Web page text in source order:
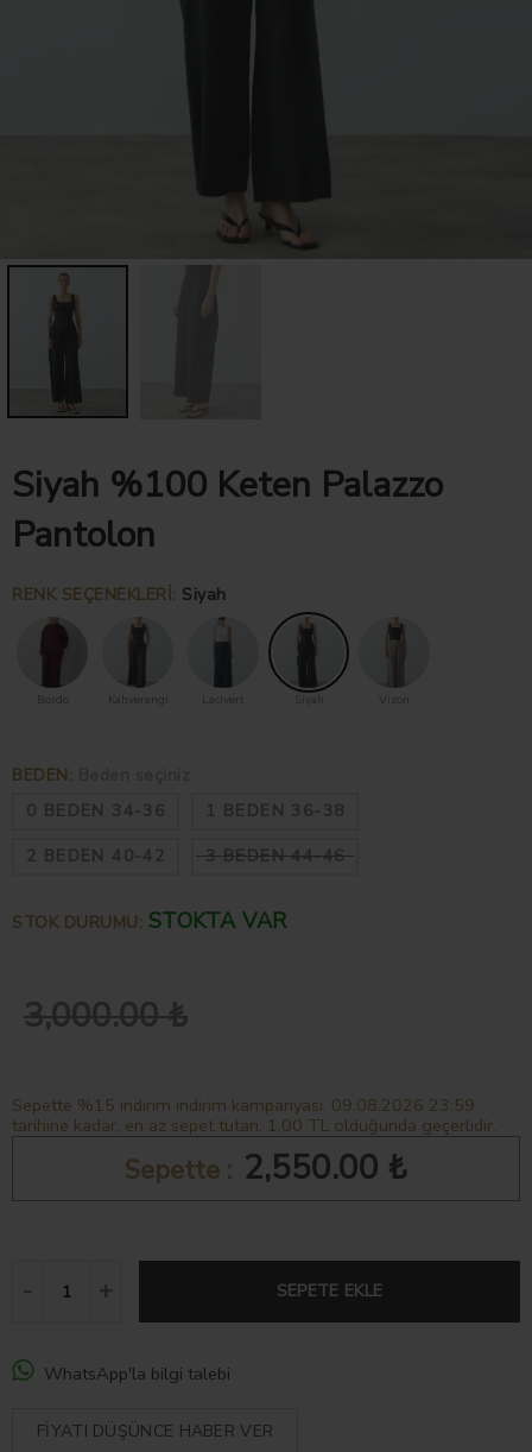
Siyah %100 Keten Palazzo
Pantolon
RENK SEÇENEKLERI: Siyah
Bordo Kahverengi Lacivert Siyah Vizon
BEDEN:
0 BEDEN 34-36
1 BEDEN 36-38
2 BEDEN 40-42
3 BEDEN 44-46
STOK DURUMU: STOKTA VAR
3,000.00 ₺
Sepette %15 indirim indirim kampanyası. 09.08.2026 23:59
tarihine kadar, en az sepet tutarı: 1,00 TL olduğunda geçerlidir.
Sepette : 2,550.00 ₺
SEPETE EKLE
WhatsApp'la bilgi talebi
FIYATI DÜŞÜNCE HABER VER